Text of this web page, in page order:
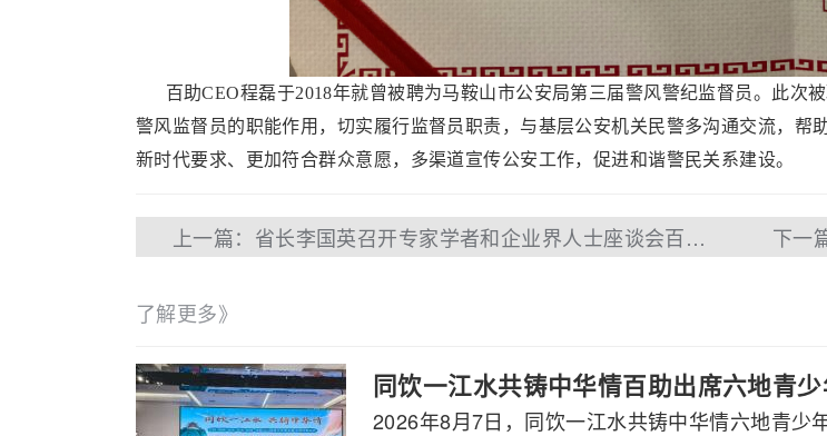
百助CEO程磊于2018年就曾被聘为马鞍山市公安局第三届警风警纪监督员。此次
警风监督员的职能作用，切实履行监督员职责，与基层公安机关民警多沟通交流，
新时代要求、更加符合群众意愿，多渠道宣传公安工作，促进和谐警民关系建设。
上一篇：省长李国英召开专家学者和企业界人士座谈会百助CEO程磊应邀参会并做发言
了解更多》
同饮一江水共铸中华情百助出席六地青
2026年8月7日，同饮一江水共铸中华情六地青少